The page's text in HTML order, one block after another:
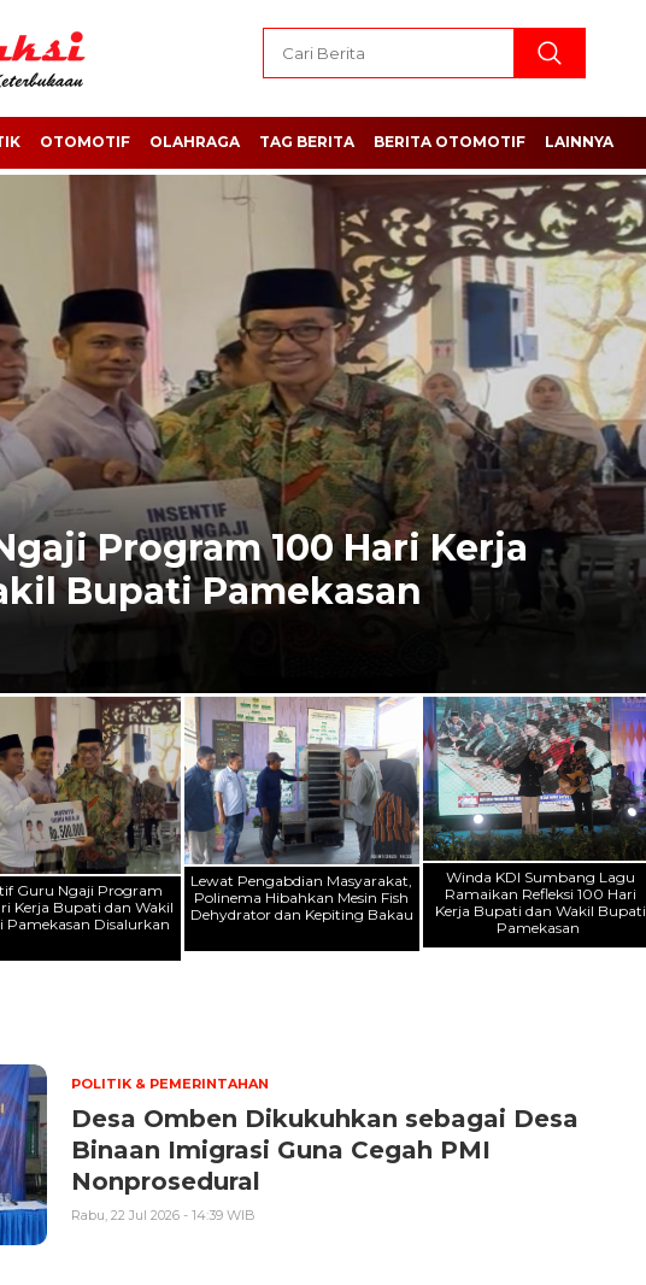
OTOMOTIF OLAHRAGA TAG BERITA BERITA OTOMOTIF LAINNYA
Program 100 Hari Kerja
Bupati Pamekasan
Guru Ngaji Program
Kerja Bupati dan Wakil
Pamekasan Disalurkan
Lewat Pengabdian Masyarakat,
Polinema Hibahkan Mesin Fish
Dehydrator dan Kepiting Bakau
Winda KDI Sumbang Lagu
Ramaikan Refleksi 100 Hari
Kerja Bupati dan Wakil Bupati
Pamekasan
POLITIK & PEMERINTAHAN
Desa Omben Dikukuhkan sebagai Desa
Binaan Imigrasi Guna Cegah PMI
Nonprosedural
Rabu, 22 Jul 2026 - 14:39 WIB